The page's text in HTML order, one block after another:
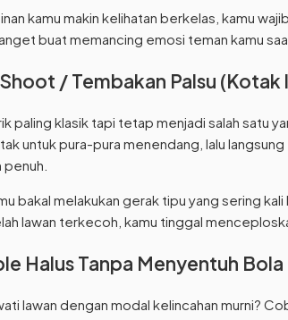
kamu makin kelihatan berkelas, kamu
buat memancing emosi teman kamu
/ Tembakan Palsu
paling klasik tapi tetap menjadi salah satu
untuk pura-pura menendang, lalu
bakal melakukan gerak tipu yang sering
lawan terkecoh, kamu tinggal
Halus Tanpa Menyentuh Bola
lawan dengan modal kelincahan murni?